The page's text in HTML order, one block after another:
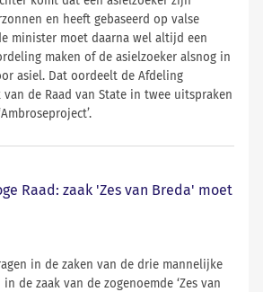
en heeft gebaseerd op valse
minister moet daarna wel altijd een
maken of de asielzoeker alsnog in
asiel. Dat oordeelt de Afdeling
van de Raad van State in twee uitspraken
Raad: zaak 'Zes van Breda' moet
in de zaken van de drie mannelijke
de zaak van de zogenoemde ‘Zes van